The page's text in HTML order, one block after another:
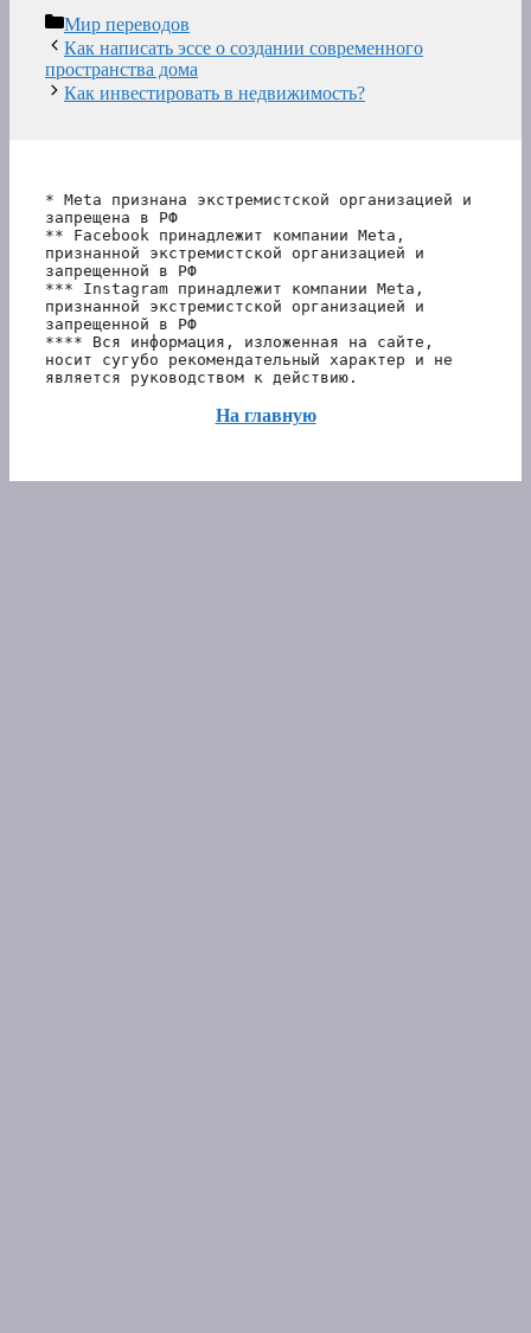
Рубрики
Мир переводов
Как написать эссе о создании современного
пространства дома
Как инвестировать в недвижимость?
* Meta признана экстремистской организацией и
запрещена в РФ
** Facebook принадлежит компании Meta,
признанной экстремистской организацией и
запрещенной в РФ
*** Instagram принадлежит компании Meta,
признанной экстремистской организацией и
запрещенной в РФ
**** Вся информация, изложенная на сайте,
носит сугубо рекомендательный характер и не
является руководством к действию.
На главную